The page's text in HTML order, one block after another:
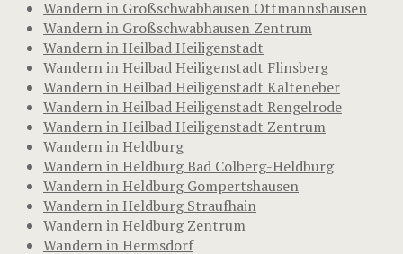
Wandern in Großschwabhausen Ottmannshausen
Wandern in Großschwabhausen Zentrum
Wandern in Heilbad Heiligenstadt
Wandern in Heilbad Heiligenstadt Flinsberg
Wandern in Heilbad Heiligenstadt Kalteneber
Wandern in Heilbad Heiligenstadt Rengelrode
Wandern in Heilbad Heiligenstadt Zentrum
Wandern in Heldburg
Wandern in Heldburg Bad Colberg-Heldburg
Wandern in Heldburg Gompertshausen
Wandern in Heldburg Straufhain
Wandern in Heldburg Zentrum
Wandern in Hermsdorf